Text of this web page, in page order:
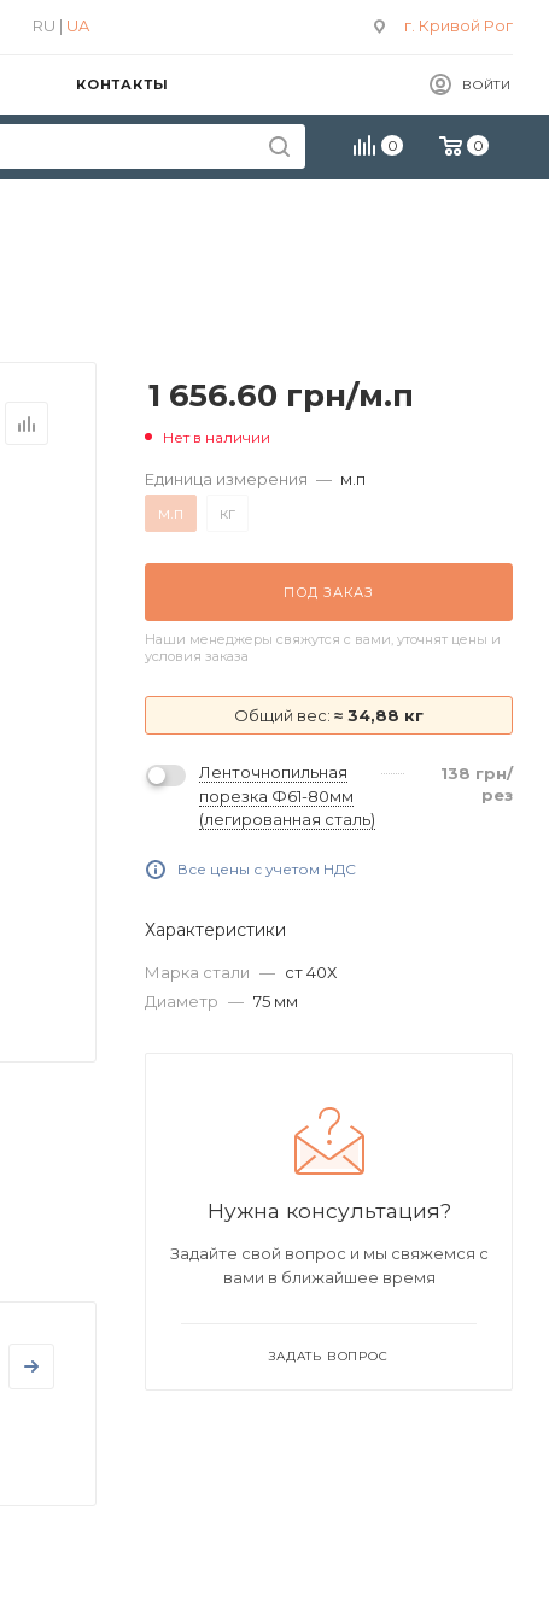
г. Кривой Рог
RU | UA
ВОЙТИ
КОНТАКТЫ
0 0
1 656.60 грн/м.п
Нет в наличии
Единица измерения — м.п
м.п
кг
ПОД ЗАКАЗ
Наши менеджеры свяжутся с вами, уточнят цены и
условия заказа
Общий вес: ≈ 34,88 кг
Ленточнопильная
порезка Ф61-80мм
(легированная сталь)
138 грн/
рез
Все цены с учетом НДС
Характеристики
Марка стали — ст 40Х
Диаметр — 75 мм
Нужна консультация?
Задайте свой вопрос и мы свяжемся с
вами в ближайшее время
ЗАДАТЬ ВОПРОС